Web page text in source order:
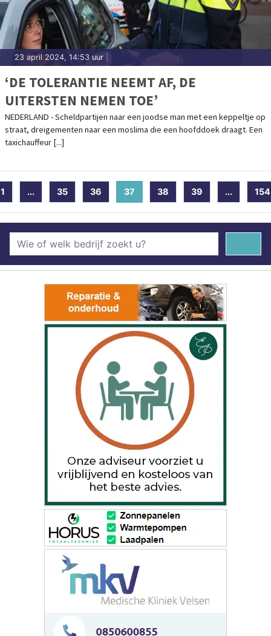
23 april 2024, 14:53 uur
‘DE TOLERANTIE NEEMT AF, DE
UITERSTEN NEMEN TOE’
NEDERLAND - Scheldpartijen naar een joodse man met een keppeltje op
straat, dreigementen naar een moslima die een hoofddoek draagt. Een
taxichauffeur [...]
1 ... 35 36 37 (current)
38 39 ... 154